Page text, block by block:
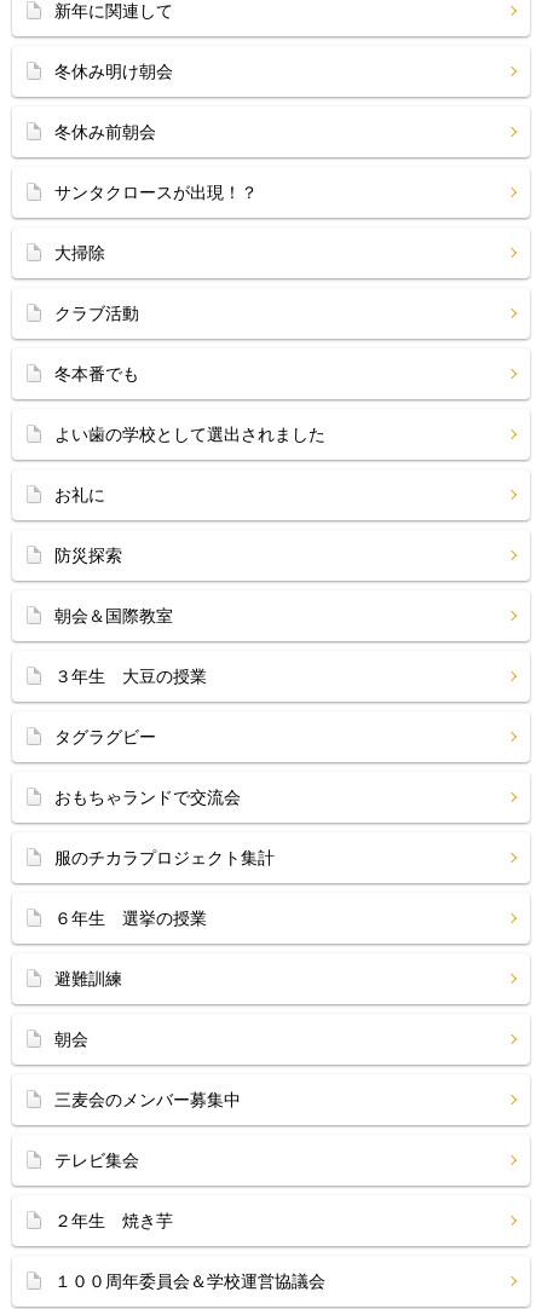
新年に関連して
冬休み明け朝会
冬休み前朝会
サンタクロースが出現！？
大掃除
クラブ活動
冬本番でも
よい歯の学校として選出されました
お礼に
防災探索
朝会＆国際教室
３年生 大豆の授業
タグラグビー
おもちゃランドで交流会
服のチカラプロジェクト集計
６年生 選挙の授業
避難訓練
朝会
三麦会のメンバー募集中
テレビ集会
２年生 焼き芋
１００周年委員会＆学校運営協議会